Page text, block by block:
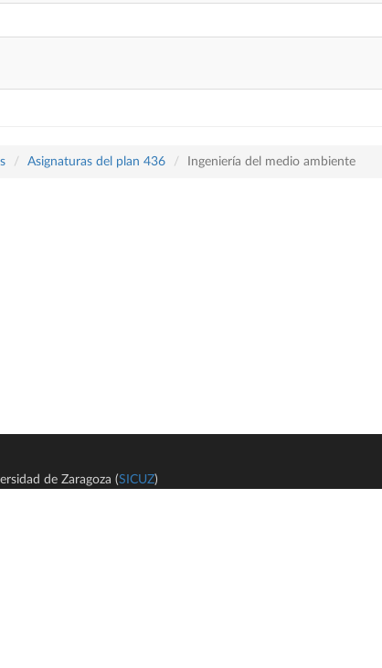
Asignaturas del plan 436 Ingeniería del medio ambiente
de Zaragoza (SICUZ)